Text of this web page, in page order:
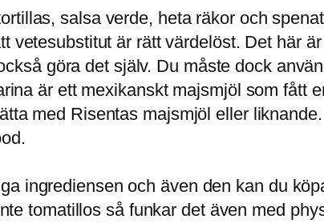
salsa verde, heta räkor och
vetesubstitut är rätt värdelöst. Det här är
göra det själv. Du måste dock
är ett mexikanskt majsmjöl som fått
med Risentas majsmjöl eller
ingrediensen och även den kan du
tomatillos så funkar det även med